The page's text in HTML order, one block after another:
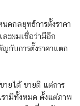
ดกลยุทธ์การตั้งราคา
ะผมเชื่อว่ามีอีก
กับการตั้งราคาแตก
ายได้ ขายดี แต่การ
รามีทั้งหมด ตั้งแต่ภาพ